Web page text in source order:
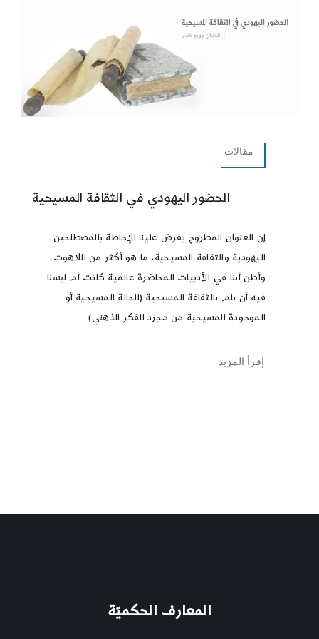
مقالات
الحضور اليهودي في الثقافة المسيحية
إن العنوان المطروح يفرض علينا الإحاطة بالمصطلحين
اليهودية والثقافة المسيحية، ما هو أكثر من اللاهوت،
وأظن أننا في الأدبيات المحاضرة عالمية كانت أم لبسنا
فيه أن نلم بالثقافة المسيحية (الحالة المسيحية أو
الموجودة المسيحية من مجرد الفكر الذهني)
إقرأ المزيد
المعارف الحكميّة